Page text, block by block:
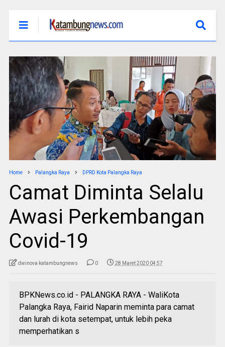
Home Palangka Raya DPRD Kota Palangka Raya
Camat Diminta Selalu
Awasi Perkembangan
Covid-19
dwinova katambungnews 0 28 Maret 2020 04:57
BPKNews.co.id - PALANGKA RAYA - WaliKota
Palangka Raya, Fairid Naparin meminta para camat
dan lurah di kota setempat, untuk lebih peka
memperhatikan s